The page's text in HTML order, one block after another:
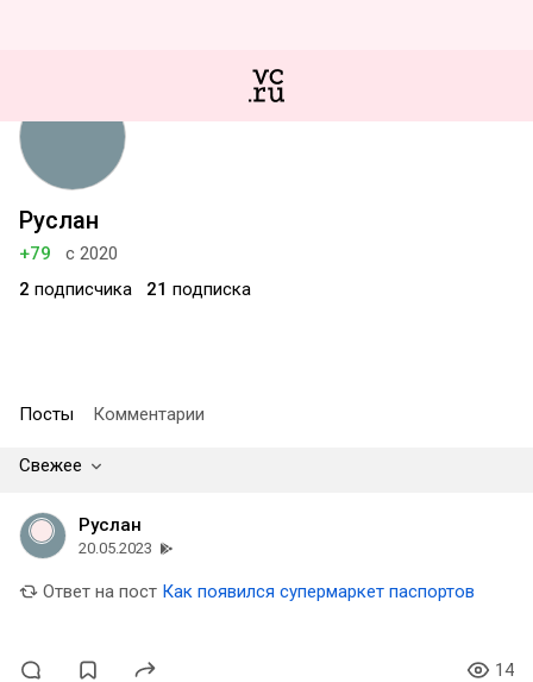
Руслан
+79
с 2020
2 подписчика 21 подписка
Посты Комментарии
Свежее
Руслан
20.05.2023
Ответ на пост Как появился супермаркет паспортов
14